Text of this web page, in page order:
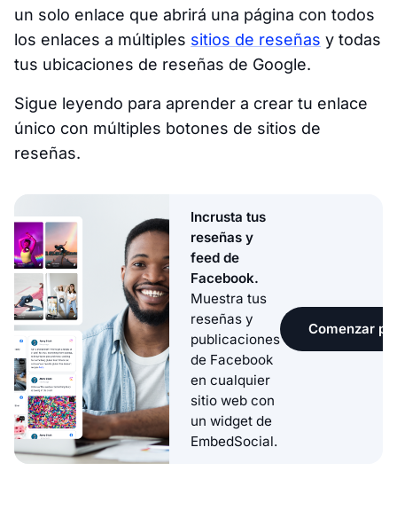
un solo enlace que abrirá una página con todos
los enlaces a múltiples sitios de reseñas y todas
tus ubicaciones de reseñas de Google.
Sigue leyendo para aprender a crear tu enlace
único con múltiples botones de sitios de
reseñas.
Incrusta tus
reseñas y
feed de
Facebook.
Muestra tus
reseñas y
publicaciones
de Facebook
en cualquier
sitio web con
un widget de
EmbedSocial.
Comenzar